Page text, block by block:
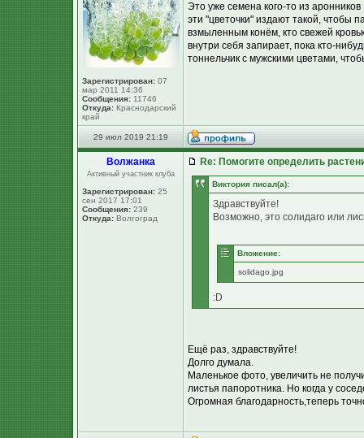
Зарегистрирован: 07
мар 2011 14:36
Сообщения: 11746
Откуда: Краснодарский
край
Это уже семена кого-то из
эти "цветочки" издают такой, чтобы
взмыленным конём, кто свежей
внутри себя запирает, пока кто-
тоннельчик с мужскими цветами,
29 июл 2019 21:19
Волжанка
Активный участник клуба
Зарегистрирован: 25
сен 2017 17:01
Сообщения: 239
Откуда: Волгоград
Re: Помогите определить
Виктория писал(а):
Здравствуйте!
Возможно, это солидаго или
Вложение:
solidago.jpg
:D
Ещё раз, здравствуйте!
Долго думала.
Маленькое фото, увеличить не
листья папоротника. Но когда у
Огромная благодарность,теперь